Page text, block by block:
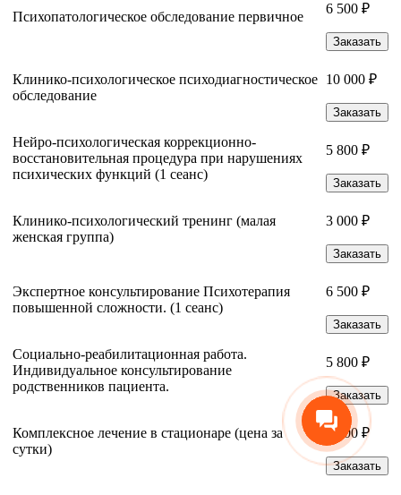
Психопатологическое обследование первичное
6 500 ₽
Заказать
Клинико-психологическое психодиагностическое
обследование
10 000 ₽
Заказать
Нейро-психологическая коррекционно-
восстановительная процедура при нарушениях
психических функций (1 сеанс)
5 800 ₽
Заказать
Клинико-психологический тренинг (малая
женская группа)
3 000 ₽
Заказать
Экспертное консультирование Психотерапия
повышенной сложности. (1 сеанс)
6 500 ₽
Заказать
Социально-реабилитационная работа.
Индивидуальное консультирование
родственников пациента.
5 800 ₽
Заказать
Комплексное лечение в стационаре (цена за
сутки)
4 500 ₽
Заказать